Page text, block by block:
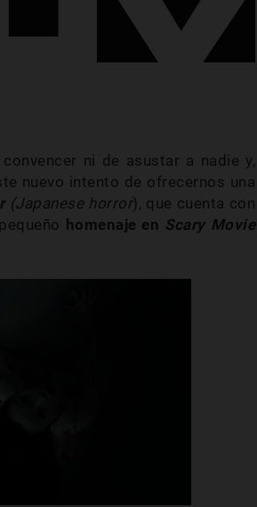
ni de asustar a nadie y,
nuevo intento de ofrecernos una
(Japanese horror), que cuenta con
homenaje en Scary Movie